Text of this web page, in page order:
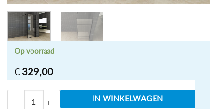
€ 329,00
Op voorraad
Horizon inloopdouche matzwart raster 8mm
IN WINKELWAGEN